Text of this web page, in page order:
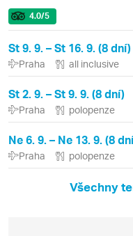
4.0/5
St 9. 9. – St 16. 9. (8 dní)
Praha all inclusive
St 2. 9. – St 9. 9. (8 dní)
Praha polopenze
Ne 6. 9. – Ne 13. 9. (8
Praha polopenze
Všechny